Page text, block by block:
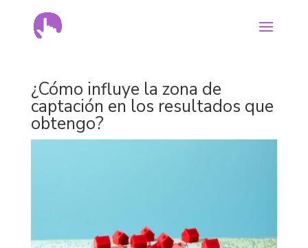
¿Cómo influye la zona de
captación en los resultados que
obtengo?